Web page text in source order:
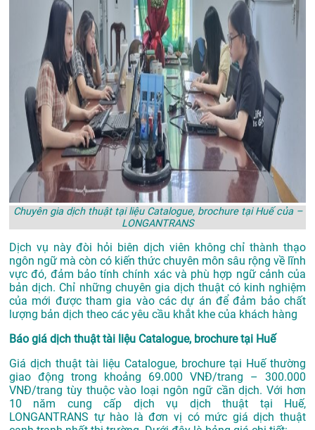
Chuyên gia dịch thuật tại liệu Catalogue, brochure tại Huế của –
LONGANTRANS
Dịch vụ này đòi hỏi biên dịch viên không chỉ thành thạo
ngôn ngữ mà còn có kiến thức chuyên môn sâu rộng về lĩnh
vực đó, đảm bảo tính chính xác và phù hợp ngữ cảnh của
bản dịch. Chỉ những chuyên gia dịch thuật có kinh nghiệm
của mới được tham gia vào các dự án để đảm bảo chất
lượng bản dịch theo các yêu cầu khắt khe của khách hàng
Báo giá dịch thuật tài liệu Catalogue, brochure tại Huế
Giá dịch thuật tài liệu Catalogue, brochure tại Huế thường
giao động trong khoảng 69.000 VNĐ/trang – 300.000
VNĐ/trang tùy thuộc vào loại ngôn ngữ cần dịch. Với hơn
10 năm cung cấp dịch vụ dịch thuật tại Huế,
LONGANTRANS tự hào là đơn vị có mức giá dịch thuật